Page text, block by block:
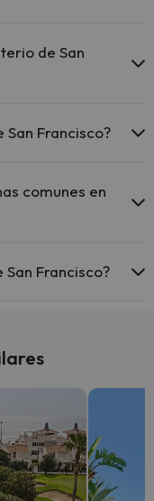
y otras
de San
Francisco?
comunes en
Francisco?